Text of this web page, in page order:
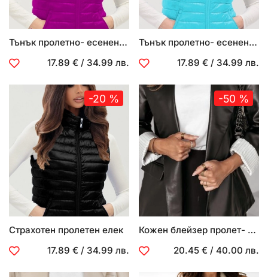
Тънък пролетно- есенен елек
17.89 € / 34.99 лв.
Тънък пролетно- есенен елек
17.89 € / 34.99 лв.
-20 %
Страхотен пролетен елек
17.89 € / 34.99 лв.
-50 %
Кожен блейзер пролет- есен
20.45 € / 40.00 лв.